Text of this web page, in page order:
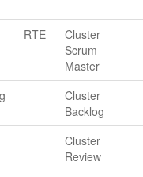
RTE
Cluster
Scrum
Master
Cluster
Backlog
Cluster
Review